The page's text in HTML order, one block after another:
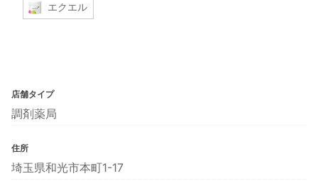
エクエル
店舗タイプ
調剤薬局
住所
埼玉県和光市本町1-17